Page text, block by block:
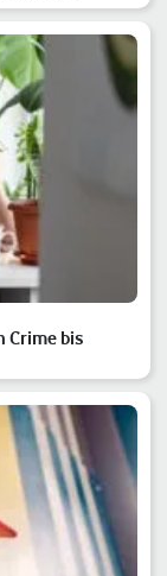
Crime bis